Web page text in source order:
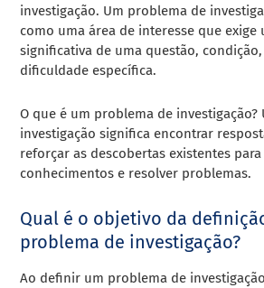
investigação. Um problema de
como uma área de interesse que exige
significativa de uma questão,
dificuldade específica.
O que é um problema de
investigação significa encontrar
reforçar as descobertas existentes
conhecimentos e resolver problemas.
Qual é o objetivo da
problema de investigação?
Ao definir um problema de